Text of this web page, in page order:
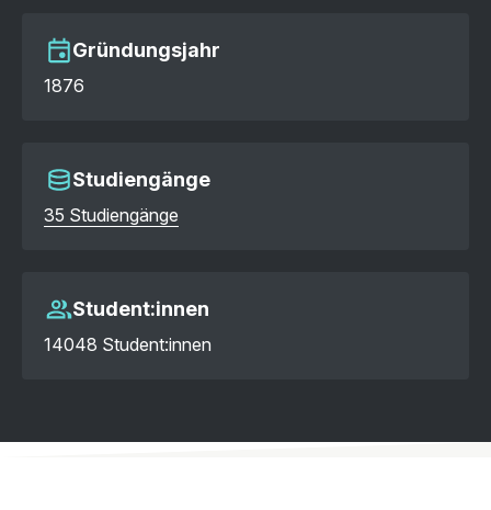
Gründungsjahr
1876
Studiengänge
35 Studiengänge
Student:innen
14048 Student:innen